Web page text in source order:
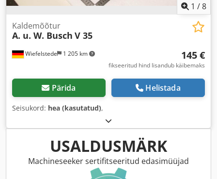
1 /8
Wiefelstede 1 205 km
Kaldemõõtur
A. u. W. Busch V 35
145 €
fikseeritud hind lisandub käibemaks
Pärida Helistada
Seisukord: hea (kasutatud),
USALDUSMÄRK
Machineseeker sertifitseeritud edasimüüjad